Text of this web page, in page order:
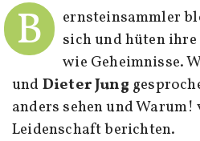
B
ernsteinsammler
sich und hüten
wie Geheimnisse.
undDieter Jung
anders sehen und Warum!
Leidenschaft berichten.